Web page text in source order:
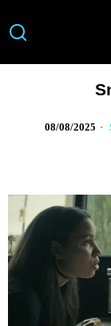
08/08/2025